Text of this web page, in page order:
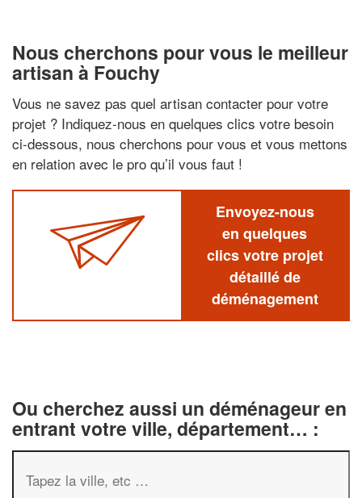
Nous cherchons pour vous le meilleur
artisan à Fouchy
Vous ne savez pas quel artisan contacter pour votre
projet ? Indiquez-nous en quelques clics votre besoin
ci-dessous, nous cherchons pour vous et vous mettons
en relation avec le pro qu’il vous faut !
Envoyez-nous
en quelques
clics votre projet
détaillé de
déménagement
Ou cherchez aussi un déménageur en
entrant votre ville, département… :